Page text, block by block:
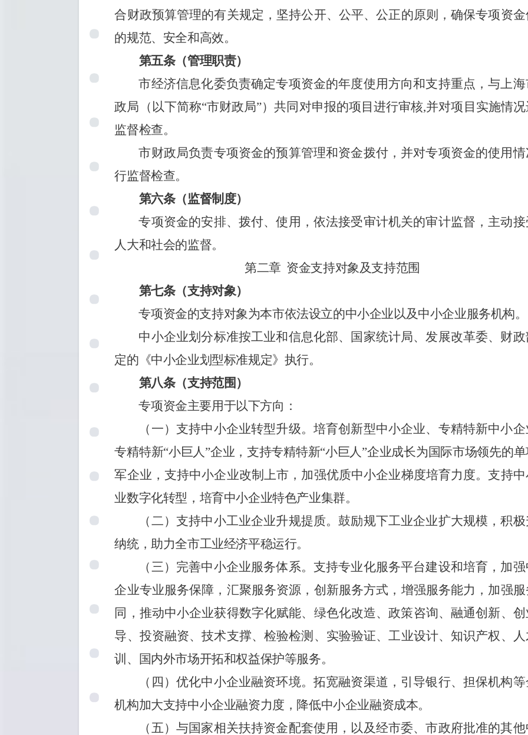
合财政预算管理的有关规定，坚持公开、公平、公正的原则，确保专项资
的规范、安全和高效。
第五条（管理职责）
市经济信息化委负责确定专项资金的年度使用方向和支持重点，与上
政局（以下简称“市财政局”）共同对申报的项目进行审核,并对项目实施情
监督检查。
市财政局负责专项资金的预算管理和资金拨付，并对专项资金的使用
行监督检查。
第六条（监督制度）
专项资金的安排、拨付、使用，依法接受审计机关的审计监督，主动
人大和社会的监督。
第二章 资金支持对象及支持范围
第七条（支持对象）
专项资金的支持对象为本市依法设立的中小企业以及中小企业服务机构。
中小企业划分标准按工业和信息化部、国家统计局、发展改革委、财
定的《中小企业划型标准规定》执行。
第八条（支持范围）
专项资金主要用于以下方向：
（一）支持中小企业转型升级。培育创新型中小企业、专精特新中小
专精特新“小巨人”企业，支持专精特新“小巨人”企业成长为国际市场领先的
军企业， 支持中小企业改制上市，加强优质中小企业梯度培育力度。支持
业数字化转型，培育中小企业特色产业集群。
（二） 支持中小工业企业升规提质。鼓励规下工业企业扩大规模，积
纳统，助力全市工业经济平稳运行。
（三） 完善中小企业服务体系。支持专业化服务平台建设和培育，加
企业专业服务保障，汇聚服务资源，创新服务方式，增强服务能力，加强
同，推动中小企业获得数字化赋能、绿色化改造、政策咨询、融通创新、
导、投资融资、技术支撑、检验检测、实验验证、工业设计、知识产权、
训、国内外市场开拓和权益保护等服务。
（四）优化中小企业融资环境。拓宽融资渠道，引导银行、担保机构
机构加大支持中小企业融资力度，降低中小企业融资成本。
（五）与国家相关扶持资金配套使用，以及经市委、市政府批准的其